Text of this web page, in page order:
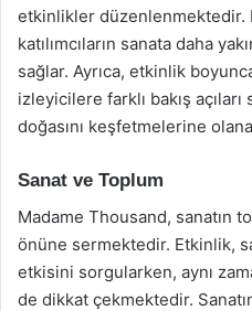
etkinlikler düzenlenmektedir.
katılımcıların sanata daha
sağlar. Ayrıca, etkinlik
izleyicilere farklı bakış
doğasını keşfetmelerine
Sanat ve Toplum
Madame Thousand, sanatın
önüne sermektedir. Etkinlik,
etkisini sorgularken, aynı
de dikkat çekmektedir.